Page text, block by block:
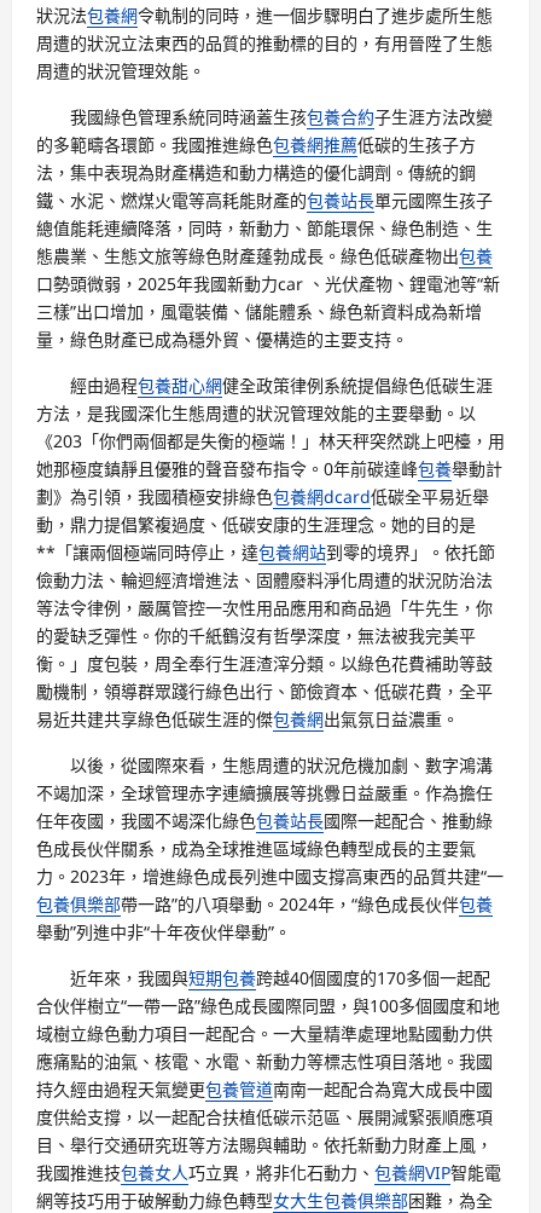
狀況法包養網令軌制的同時，進一個步驟明白了進步處所生態
周遭的狀況立法東西的品質的推動標的目的，有用晉陞了生態
周遭的狀況管理效能。
我國綠色管理系統同時涵蓋生孩包養合約子生涯方法改變
的多範疇各環節。我國推進綠色包養網推薦低碳的生孩子方
法，集中表現為財產構造和動力構造的優化調劑。傳統的鋼
鐵、水泥、燃煤火電等高耗能財產的包養站長單元國際生孩子
總值能耗連續降落，同時，新動力、節能環保、綠色制造、生
態農業、生態文旅等綠色財產蓬勃成長。綠色低碳產物出包養
口勢頭微弱，2025年我國新動力car 、光伏產物、鋰電池等“新
三樣”出口增加，風電裝備、儲能體系、綠色新資料成為新增
量，綠色財產已成為穩外貿、優構造的主要支持。
經由過程包養甜心網健全政策律例系統提倡綠色低碳生涯
方法，是我國深化生態周遭的狀況管理效能的主要舉動。以
《203「你們兩個都是失衡的極端！」林天秤突然跳上吧檯，用
她那極度鎮靜且優雅的聲音發布指令。0年前碳達峰包養舉動計
劃》為引領，我國積極安排綠色包養網dcard低碳全平易近舉
動，鼎力提倡繁複過度、低碳安康的生涯理念。她的目的是
**「讓兩個極端同時停止，達包養網站到零的境界」。依托節
儉動力法、輪迴經濟增進法、固體廢料淨化周遭的狀況防治法
等法令律例，嚴厲管控一次性用品應用和商品過「牛先生，你
的愛缺乏彈性。你的千紙鶴沒有哲學深度，無法被我完美平
衡。」度包裝，周全奉行生涯渣滓分類。以綠色花費補助等鼓
勵機制，領導群眾踐行綠色出行、節儉資本、低碳花費，全平
易近共建共享綠色低碳生涯的傑包養網出氣氛日益濃重。
以後，從國際來看，生態周遭的狀況危機加劇、數字鴻溝
不竭加深，全球管理赤字連續擴展等挑釁日益嚴重。作為擔任
任年夜國，我國不竭深化綠色包養站長國際一起配合、推動綠
色成長伙伴關系，成為全球推進區域綠色轉型成長的主要氣
力。2023年，增進綠色成長列進中國支撐高東西的品質共建“一
包養俱樂部帶一路”的八項舉動。2024年，“綠色成長伙伴包養
舉動”列進中非“十年夜伙伴舉動”。
近年來，我國與短期包養跨越40個國度的170多個一起配
合伙伴樹立“一帶一路”綠色成長國際同盟，與100多個國度和地
域樹立綠色動力項目一起配合。一大量精準處理地點國動力供
應痛點的油氣、核電、水電、新動力等標志性項目落地。我國
持久經由過程天氣變更包養管道南南一起配合為寬大成長中國
度供給支撐，以一起配合扶植低碳示范區、展開減緊張順應項
目、舉行交通研究班等方法賜與輔助。依托新動力財產上風，
我國推進技包養女人巧立異，將非化石動力、 包養網VIP智能電
網等技巧用于破解動力綠色轉型女大生包養俱樂部困難，為全